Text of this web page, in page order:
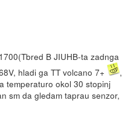
B JIUHB-ta zadnga
hladi ga TT volcano 7+
,
temperaturo okol 30 stopinj
sm da gledam taprau senzor,